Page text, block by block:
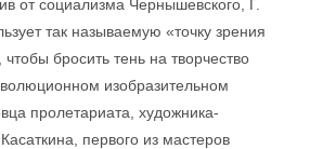
от социализма Чернышевского, Г.
так называемую «точку зрения
чтобы бросить тень на творчество
изобразительном
пролетариата, художника-
первого из мастеров